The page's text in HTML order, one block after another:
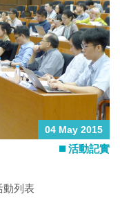
04 May 2015
活動記實
動列表